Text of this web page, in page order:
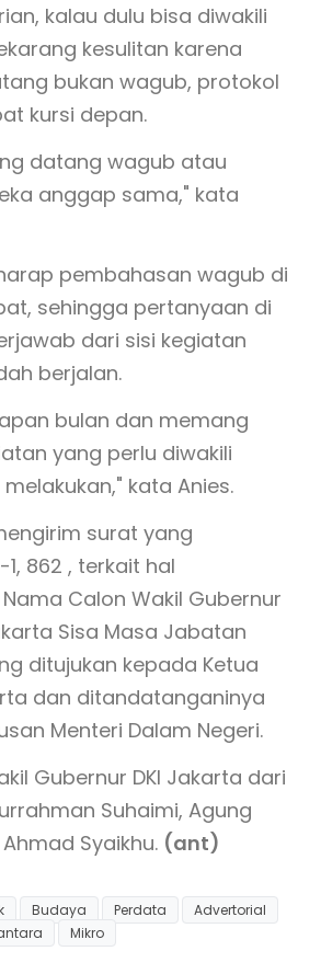
kalau dulu bisa diwakili
kesulitan karena
bukan wagub, protokol
kursi depan.
datang wagub atau
anggap sama," kata
pembahasan wagub di
sehingga pertanyaan di
dari sisi kegiatan
berjalan.
bulan dan memang
yang perlu diwakili
kata Anies.
surat yang
862 , terkait hal
Calon Wakil Gubernur
Sisa Masa Jabatan
ditujukan kepada Ketua
dan ditandatanganinya
Menteri Dalam Negeri.
Gubernur DKI Jakarta dari
Suhaimi, Agung
Syaikhu. (ant)
Budaya Perdata
Advertorial
Mikro